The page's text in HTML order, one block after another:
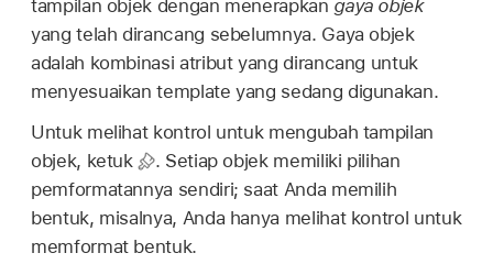
tampilan objek dengan menerapkan gaya objek
yang telah dirancang sebelumnya. Gaya objek
adalah kombinasi atribut yang dirancang untuk
menyesuaikan template yang sedang digunakan.
Untuk melihat kontrol untuk mengubah tampilan
objek, ketuk
. Setiap objek memiliki pilihan
pemformatannya sendiri; saat Anda memilih
bentuk, misalnya, Anda hanya melihat kontrol untuk
memformat bentuk.